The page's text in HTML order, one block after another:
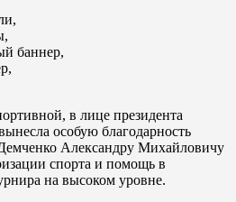
баннер,
в лице президента
особую благодарность
Александру Михайловичу
спорта и помощь в
на высоком уровне.